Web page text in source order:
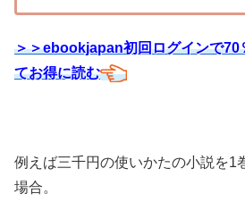
＞＞ebookjapan初回ログインで70
てお得に読む
例えば三千円の使いかたの小説を1
場合。